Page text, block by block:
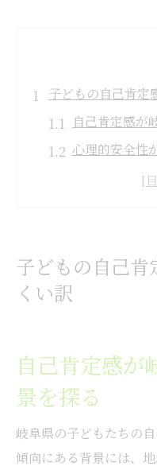
子どもの自己肯定
自己肯定感が
心理的安全性
全国学力調査
岐阜県独自の
自己肯定感と
県教育振興基
岐阜県教育ビ
子どもの自己肯
くい訳
自己肯定感が
景を探る
岐阜県の子どもたちの
傾向にある背景には、